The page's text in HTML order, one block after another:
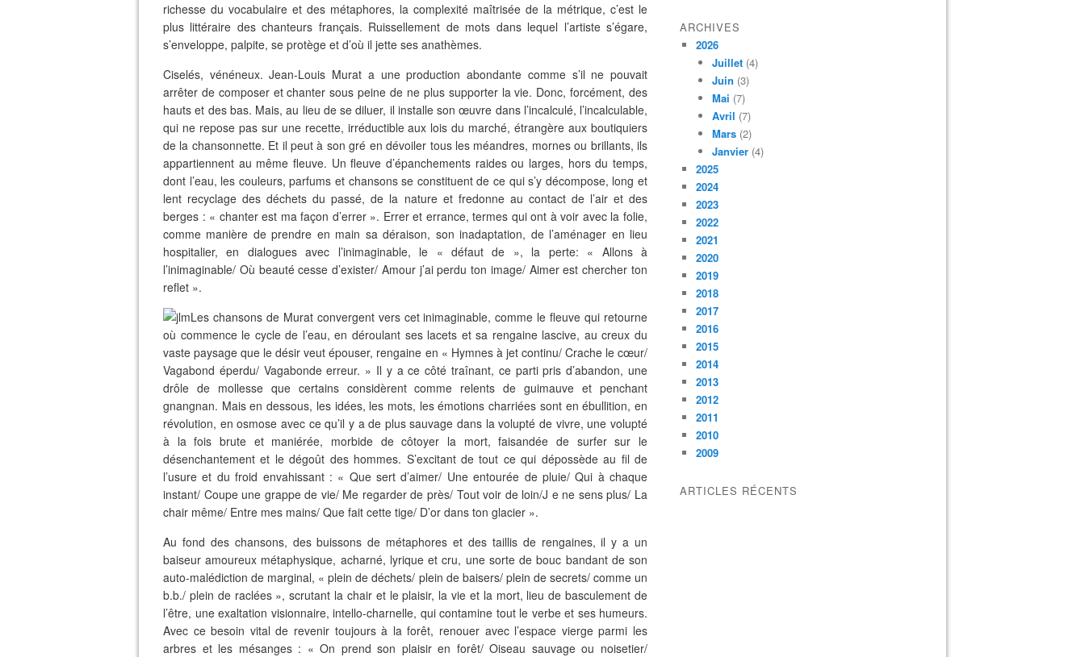
richesse du vocabulaire et des métaphores, la complexité maîtrisée de la métrique, c’est le
plus littéraire des chanteurs français. Ruissellement de mots dans lequel l’artiste s’égare,
s’enveloppe, palpite, se protège et d’où il jette ses anathèmes.
Ciselés, vénéneux. Jean-Louis Murat a une production abondante comme s’il ne pouvait
arrêter de composer et chanter sous peine de ne plus supporter la vie. Donc, forcément, des
hauts et des bas. Mais, au lieu de se diluer, il installe son œuvre dans l’incalculé, l’incalculable,
qui ne repose pas sur une recette, irréductible aux lois du marché, étrangère aux boutiquiers
de la chansonnette. Et il peut à son gré en dévoiler tous les méandres, mornes ou brillants, ils
appartiennent au même fleuve. Un fleuve d’épanchements raides ou larges, hors du temps,
dont l’eau, les couleurs, parfums et chansons se constituent de ce qui s’y décompose, long et
lent recyclage des déchets du passé, de la nature et fredonne au contact de l’air et des
berges : « chanter est ma façon d’errer ». Errer et errance, termes qui ont à voir avec la folie,
comme manière de prendre en main sa déraison, son inadaptation, de l’aménager en lieu
hospitalier, en dialogues avec l’inimaginable, le « défaut de », la perte: « Allons à
l’inimaginable/ Où beauté cesse d’exister/ Amour j’ai perdu ton image/ Aimer est chercher ton
reflet ».
Les chansons de Murat convergent vers cet inimaginable, comme le fleuve qui retourne
où commence le cycle de l’eau, en déroulant ses lacets et sa rengaine lascive, au creux du
vaste paysage que le désir veut épouser, rengaine en « Hymnes à jet continu/ Crache le cœur/
Vagabond éperdu/ Vagabonde erreur. » Il y a ce côté traînant, ce parti pris d’abandon, une
drôle de mollesse que certains considèrent comme relents de guimauve et penchant
gnangnan. Mais en dessous, les idées, les mots, les émotions charriées sont en ébullition, en
révolution, en osmose avec ce qu’il y a de plus sauvage dans la volupté de vivre, une volupté
à la fois brute et maniérée, morbide de côtoyer la mort, faisandée de surfer sur le
désenchantement et le dégoût des hommes. S’excitant de tout ce qui dépossède au fil de
l’usure et du froid envahissant : « Que sert d’aimer/ Une entourée de pluie/ Qui à chaque
instant/ Coupe une grappe de vie/ Me regarder de près/ Tout voir de loin/J e ne sens plus/ La
chair même/ Entre mes mains/ Que fait cette tige/ D’or dans ton glacier ».
Au fond des chansons, des buissons de métaphores et des taillis de rengaines, il y a un
baiseur amoureux métaphysique, acharné, lyrique et cru, une sorte de bouc bandant de son
auto-malédiction de marginal, « plein de déchets/ plein de baisers/ plein de secrets/ comme un
b.b./ plein de raclées », scrutant la chair et le plaisir, la vie et la mort, lieu de basculement de
l’être, une exaltation visionnaire, intello-charnelle, qui contamine tout le verbe et ses humeurs.
Avec ce besoin vital de revenir toujours à la forêt, renouer avec l’espace vierge parmi les
arbres et les mésanges : « On prend son plaisir en forêt/ Oiseau sauvage ou noisetier/
ARCHIVES
2026
Juillet (4)
Juin (3)
Mai (7)
Avril (7)
Mars (2)
Janvier (4)
2025
2024
2023
2022
2021
2020
2019
2018
2017
2016
2015
2014
2013
2012
2011
2010
2009
ARTICLES RÉCENTS